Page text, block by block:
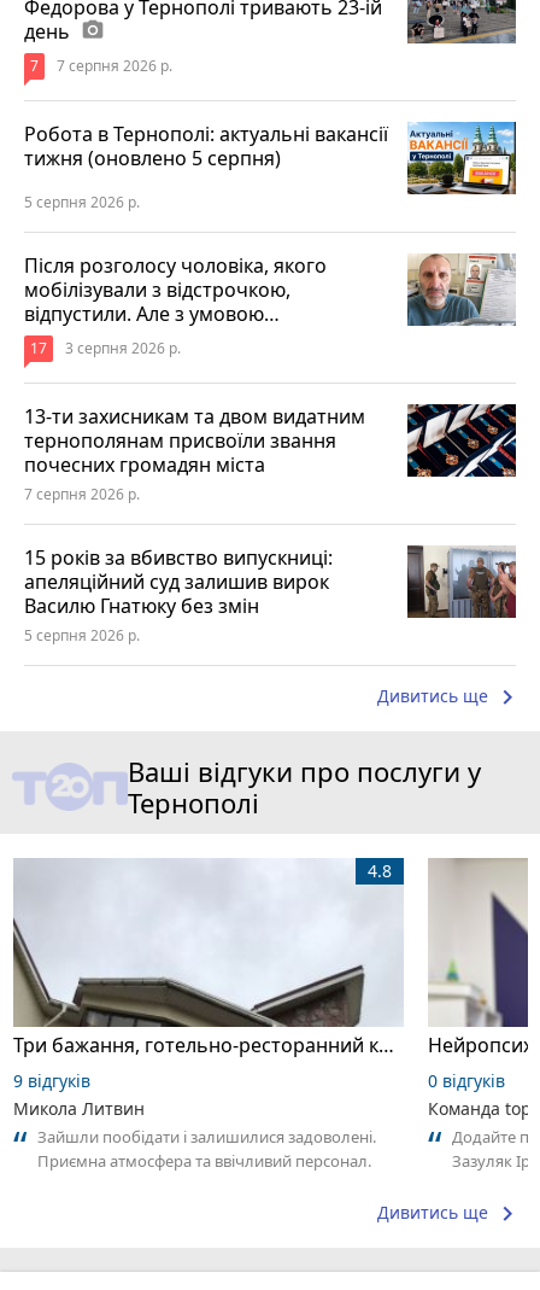
Федорова у Тернополі тривають 23-ій
день photo_camera
7 7 серпня 2026 р.
Робота в Тернополі: актуальні вакансії
тижня (оновлено 5 серпня)
5 серпня 2026 р.
Після розголосу чоловіка, якого
мобілізували з відстрочкою,
відпустили. Але з умовою…
17 3 серпня 2026 р.
13-ти захисникам та двом видатним
тернополянам присвоїли звання
почесних громадян міста
7 серпня 2026 р.
15 років за вбивство випускниці:
апеляційний суд залишив вирок
Василю Гнатюку без змін
5 серпня 2026 р.
Дивитись ще keyboard_arrow_right
Ваші відгуки про послуги у
Тернополі
Три бажання, готельно-ресторанний комплекс
4.8
9 відгуків
Микола Литвин
Зайшли пообідати і залишилися задоволені.
Приємна атмосфера та ввічливий персонал.
0 відгуків
Команда
Додайте
Зазуляк
Дивитись ще keyboard_arrow_right